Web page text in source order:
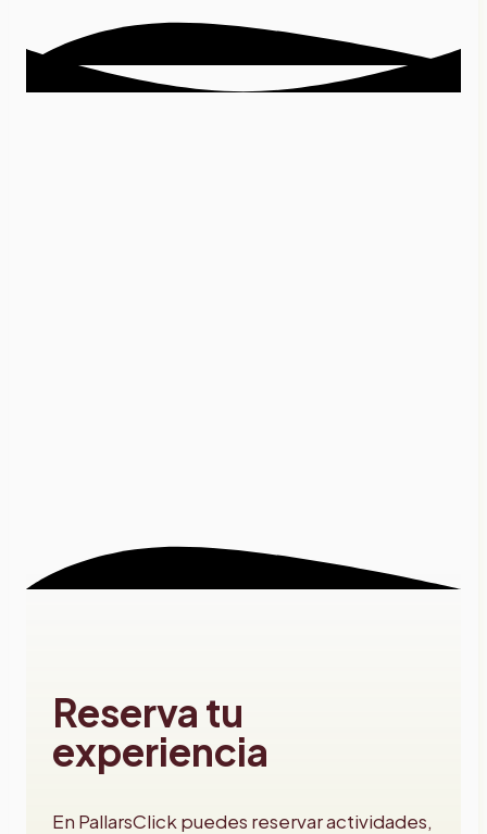
Reserva tu
experiencia
En PallarsClick puedes reservar actividades,